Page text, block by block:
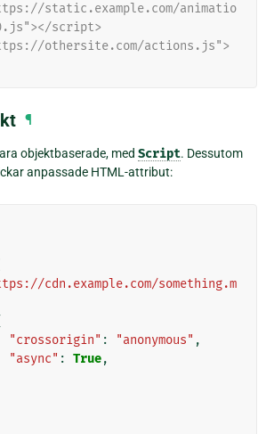
static.example.com/animatio
script>
othersite.com/actions.js">
¶
objektbaserade, med Script. Dessutom
anpassade HTML-attribut:
cdn.example.com/something.m
"crossorigin" : "anonymous" ,
"async" : True,